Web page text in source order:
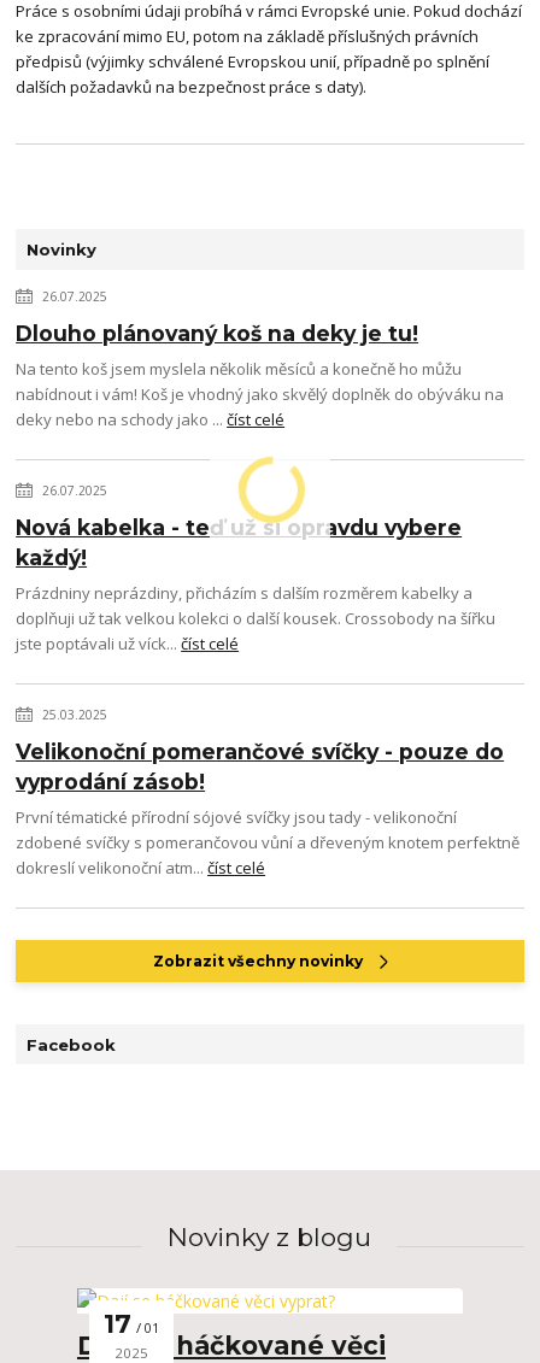
Novinky
26.07.2025
Dlouho plánovaný koš na deky je tu!
Na tento koš jsem myslela několik měsíců a konečně ho můžu
nabídnout i vám! Koš je vhodný jako skvělý doplněk do obýváku na
deky nebo na schody jako ...číst celé
26.07.2025
Nová kabelka - teď už si opravdu vybere
každý!
Prázdniny neprázdiny, přicházím s dalším rozměrem kabelky a
doplňuji už tak velkou kolekci o další kousek. Crossobody na šířku
jste poptávali už víck...číst celé
25.03.2025
Velikonoční pomerančové svíčky - pouze do
vyprodání zásob!
První tématické přírodní sójové svíčky jsou tady - velikonoční
zdobené svíčky s pomerančovou vůní a dřeveným knotem perfektně
dokreslí velikonoční atm...číst celé
Zobrazit všechny novinky
Facebook
Práce s osobními údaji probíhá v rámci Evropské unie. Pokud dochází
ke zpracování mimo EU, potom na základě příslušných právních
předpisů (výjimky schválené Evropskou unií, případně po splnění
dalších požadavků na bezpečnost práce s daty).
Novinky z blogu
17 01
2025
Dají se háčkované věci